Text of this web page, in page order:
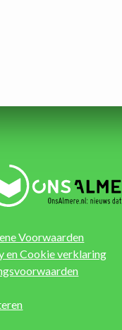
Voorwaarden
en Cookie verklaring